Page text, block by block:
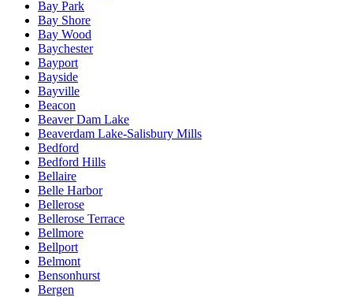
Bay Park
Bay Shore
Bay Wood
Baychester
Bayport
Bayside
Bayville
Beacon
Beaver Dam Lake
Beaverdam Lake-Salisbury Mills
Bedford
Bedford Hills
Bellaire
Belle Harbor
Bellerose
Bellerose Terrace
Bellmore
Bellport
Belmont
Bensonhurst
Bergen